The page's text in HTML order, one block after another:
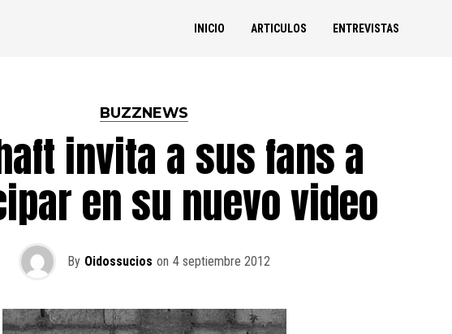
INICIO ARTICULOS ENTREVISTAS
BUZZNEWS
invita a sus fans a
en su nuevo video
By Oidossucios on 4 septiembre 2012